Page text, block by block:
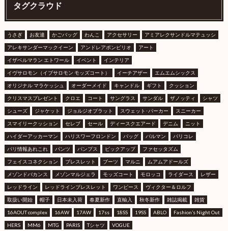
タグクラウド
うさぎ お友達 かごバッグ わんこ アクセサリー アミアレクサンドルマテュッシ
アレキサンダーマックイーン アンドレアポンピリオ アート
イザベルマラン エトワール イベント インテリア
イヴサロモン（イブサロモン モッズコート） イーチアザー エムエムシックス
オリジナル マラケッシュ オーダーメイド キャンドル ギフト クッション
クリスマスプレゼント クロエ コート サングラス サンダル ザノッティ シャツ
シューズ ジャケット ジョルジオブラット スウェット･パーカー スニーカー
スマイリークッション セレブ セール ディースクエアード デニム ニット
ハイダーアッカーマン ハリスワーフロンドン バッグ バルマン パリコレ
パリ情報あれこれ パンツ パンプス ピックアップ ファセッタズム
フェイスコネクション ブレスレット ブーツ マルニ ムアムアドールズ
メゾンドバカンス メゾンマルジェラ モッズコート モロッコ ライダース レザー
レッドライン レッドラインブレスレット ワンピース ヴィクター＆ロルフ
取扱い開始 帽子 日本未入荷 春夏新作 直輸入 秋冬新作 雑誌掲載 雑貨
16AOUT complex 16AW 17AW 17ss 18SS 19SS ABLO Fashion’s Night Out
HERS MM6 MTG PARIS Tシャツ VOGUE